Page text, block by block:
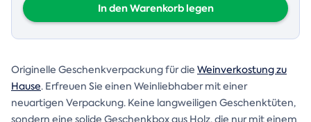
In den Warenkorb legen
Originelle Geschenkverpackung für die Weinverkostung zu
Hause. Erfreuen Sie einen Weinliebhaber mit einer
neuartigen Verpackung. Keine langweiligen Geschenktüten,
sondern eine solide Geschenkbox aus Holz, die nur mit einem